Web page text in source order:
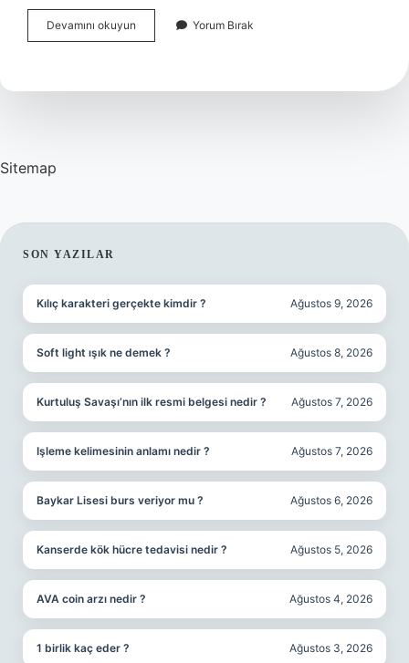
Devamını okuyun
Ne
Yorum Bırak
Sitemap
SIDEBAR
SON YAZILAR
Kılıç karakteri gerçekte kimdir ? Ağustos 9, 2026
Soft light ışık ne demek ? Ağustos 8, 2026
Kurtuluş Savaşı’nın ilk resmi belgesi nedir ? Ağustos 7, 2026
Işleme kelimesinin anlamı nedir ? Ağustos 7, 2026
Baykar Lisesi burs veriyor mu ? Ağustos 6, 2026
Kanserde kök hücre tedavisi nedir ? Ağustos 5, 2026
AVA coin arzı nedir ? Ağustos 4, 2026
1 birlik kaç eder ? Ağustos 3, 2026